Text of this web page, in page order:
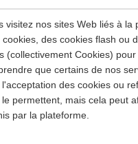
nos sites Web liés à la
des cookies flash ou
(collectivement Cookies)
que certains de nos
des cookies ou
permettent, mais cela peut
par la plateforme.